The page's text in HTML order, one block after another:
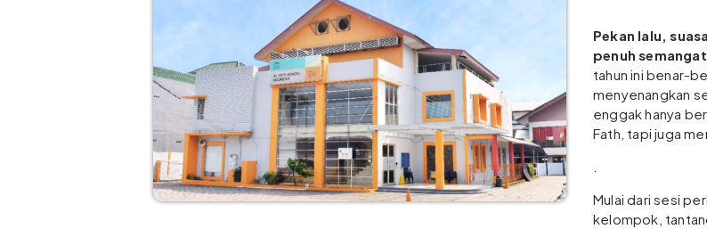
Pekan lalu,
penuh
tahun ini benar-
menyenangkan
enggak hanya
Fath, tapi juga
Mulai dari sesi
kelompok,